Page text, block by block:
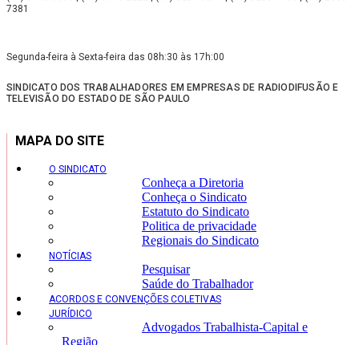
7381
Segunda-feira à Sexta-feira das 08h:30 às 17h:00
SINDICATO DOS TRABALHADORES EM EMPRESAS DE RADIODIFUSÃO E
TELEVISÃO DO ESTADO DE SÃO PAULO
MAPA DO SITE
O SINDICATO
Conheça a Diretoria
Conheça o Sindicato
Estatuto do Sindicato
Politica de privacidade
Regionais do Sindicato
NOTÍCIAS
Pesquisar
Saúde do Trabalhador
ACORDOS E CONVENÇÕES COLETIVAS
JURÍDICO
Advogados Trabalhista-Capital e
Região